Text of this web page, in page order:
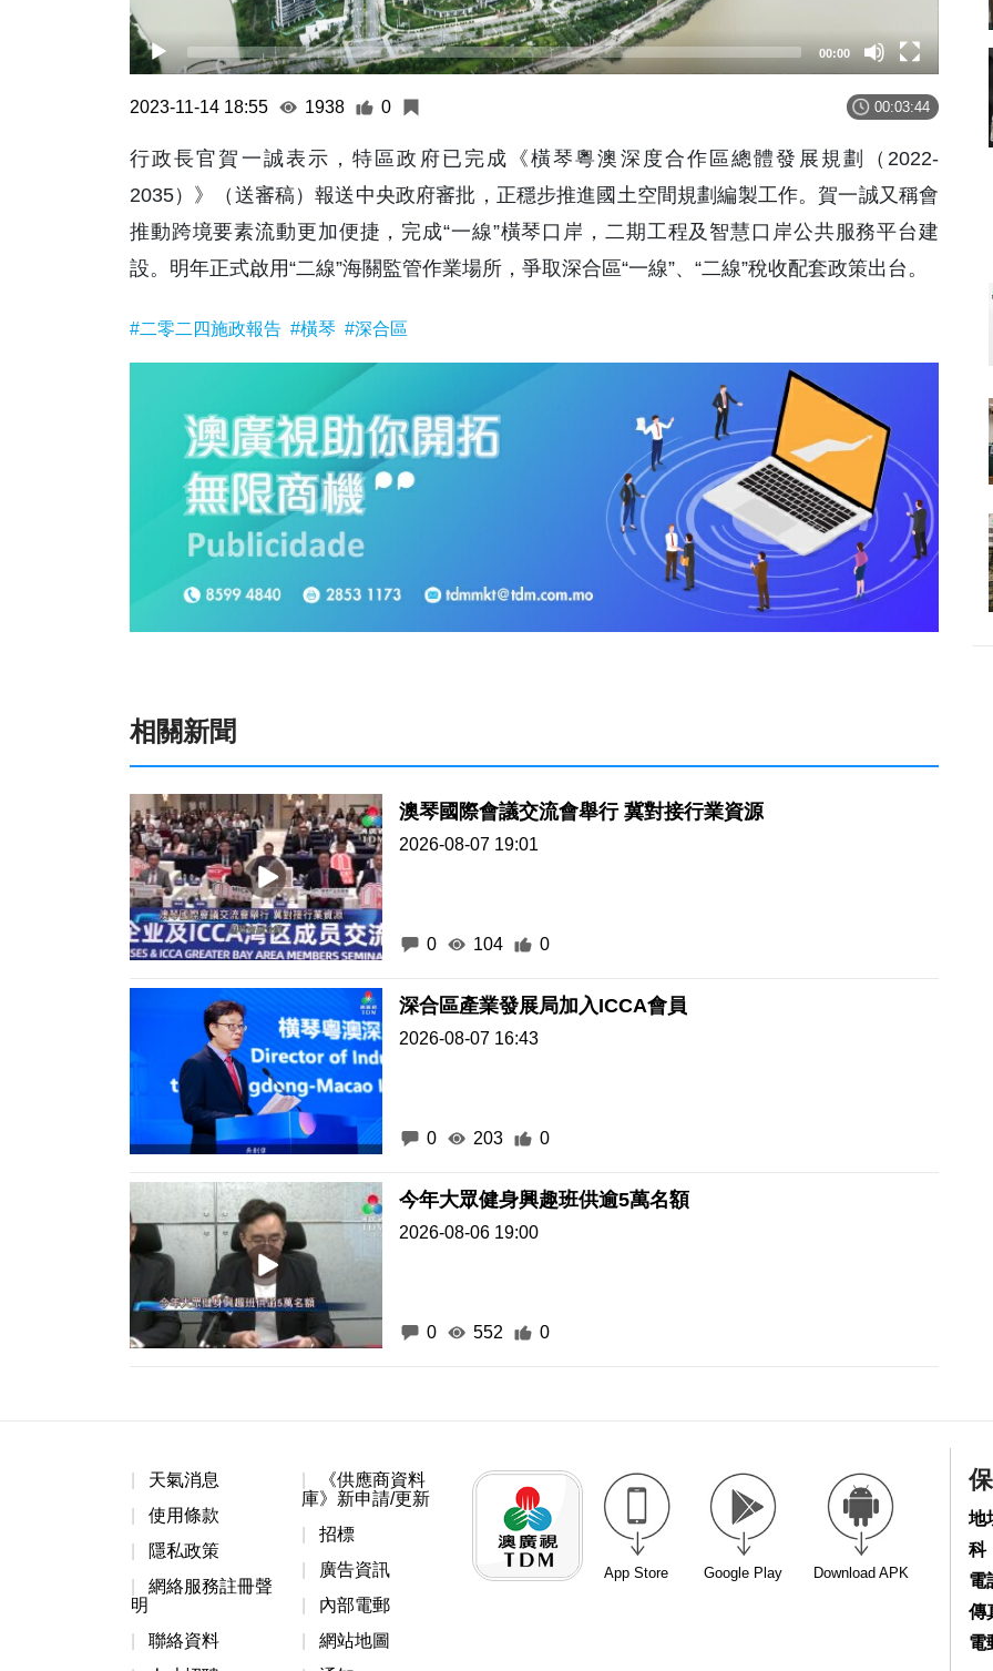
00:00
2023-11-14 18:55 1938 0 00:03:44
行政長官賀一誠表示，特區政府已完成《橫琴粵澳深度合作區總體發展規劃（2022-
2035）》（送審稿）報送中央政府審批，正穩步推進國土空間規劃編製工作。賀一誠又稱會
推動跨境要素流動更加便捷，完成“一線”橫琴口岸，二期工程及智慧口岸公共服務平台建
設。明年正式啟用“二線”海關監管作業場所，爭取深合區“一線”、“二線”稅收配套政策出台。
#二零二四施政報告 #橫琴 #深合區
相關新聞
澳琴國際會議交流會舉行 冀對接行業資源
2026-08-07 19:01
0 104 0
深合區產業發展局加入ICCA會員
2026-08-07 16:43
0 203 0
今年大眾健身興趣班供逾5萬名額
2026-08-06 19:00
0 552 0
天氣消息
使用條款
隱私政策
網絡服務註冊聲
明
聯絡資料
《供應商資料
庫》新申請/更新
招標
廣告資訊
內部電郵
網站地圖
App Store Google Play Download APK
地
科
電
傳
電